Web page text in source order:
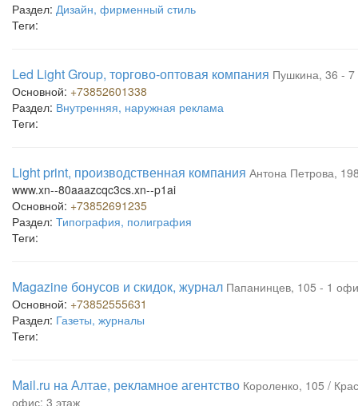
Раздел: Дизайн, фирменный стиль
Теги:
Led Light Group, торгово-оптовая компания Пушкина, 36 -
Основной: +73852601338
Раздел: Внутренняя, наружная реклама
Теги:
Light print, производственная компания Антона Петрова,
www.xn--80aaazcqc3cs.xn--p1ai
Основной: +73852691235
Раздел: Типография, полиграфия
Теги:
Magazine бонусов и скидок, журнал Папанинцев, 105 - 1
Основной: +73852555631
Раздел: Газеты, журналы
Теги:
Mail.ru на Алтае, рекламное агентство Короленко, 105 /
офис; 3 этаж